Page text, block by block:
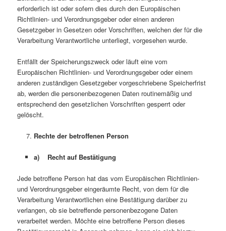
erforderlich ist oder sofern dies durch den Europäischen
Richtlinien- und Verordnungsgeber oder einen anderen
Gesetzgeber in Gesetzen oder Vorschriften, welchen der für die
Verarbeitung Verantwortliche unterliegt, vorgesehen wurde.
Entfällt der Speicherungszweck oder läuft eine vom
Europäischen Richtlinien- und Verordnungsgeber oder einem
anderen zuständigen Gesetzgeber vorgeschriebene Speicherfrist
ab, werden die personenbezogenen Daten routinemäßig und
entsprechend den gesetzlichen Vorschriften gesperrt oder
gelöscht.
Rechte der betroffenen Person
a) Recht auf Bestätigung
Jede betroffene Person hat das vom Europäischen Richtlinien-
und Verordnungsgeber eingeräumte Recht, von dem für die
Verarbeitung Verantwortlichen eine Bestätigung darüber zu
verlangen, ob sie betreffende personenbezogene Daten
verarbeitet werden. Möchte eine betroffene Person dieses